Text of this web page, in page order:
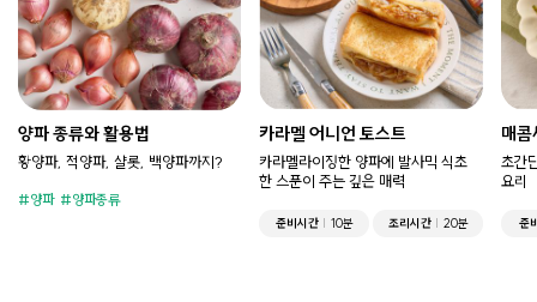
양파 종류와 활용법
황양파, 적양파, 샬롯, 백양파까지?
양파 양파종류
카라멜 어니언 토스트
카라멜라이징한 양파에 발사믹 식초
한 스푼이 주는 깊은 매력
준비시간 10분 조리시간 20분
매
초간
요리
준